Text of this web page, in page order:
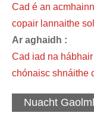
Cad é an
copair lannaithe
Ar aghaidh :
Cad iad na
chónaisc shnáithe
Nuacht